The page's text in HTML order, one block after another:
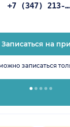
+7 (347) 213-14-08
Записаться на
записаться